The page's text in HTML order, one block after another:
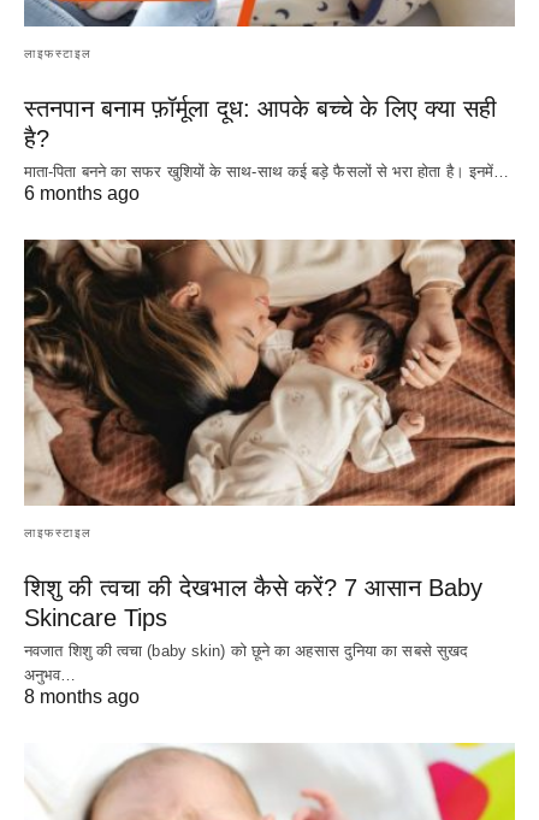
लाइफस्टाइल
स्तनपान बनाम फ़ॉर्मूला दूध: आपके बच्चे के लिए क्या सही
है?
माता-पिता बनने का सफर खुशियों के साथ-साथ कई बड़े फैसलों से भरा होता है। इनमें…
6 months ago
लाइफस्टाइल
शिशु की त्वचा की देखभाल कैसे करें? 7 आसान Baby
Skincare Tips
नवजात शिशु की त्वचा (baby skin) को छूने का अहसास दुनिया का सबसे सुखद
अनुभव…
8 months ago